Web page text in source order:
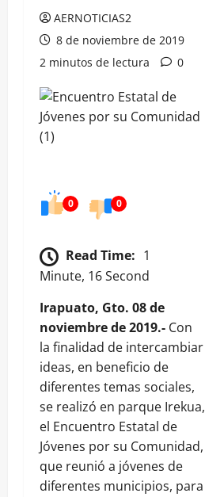
AERNOTICIAS2
8 de noviembre de 2019
2 minutos de lectura
0
0 0
Read Time: 1
Minute, 16 Second
Irapuato, Gto. 08 de
noviembre de 2019.- Con
la finalidad de intercambiar
ideas, en beneficio de
diferentes temas sociales,
se realizó en parque Irekua,
el Encuentro Estatal de
Jóvenes por su Comunidad,
que reunió a jóvenes de
diferentes municipios, para